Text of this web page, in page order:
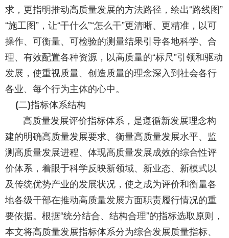
求，更指明推动高质量发展的方法路径，绘出“路线图”
“施工图”，让“干什么”“怎么干”更清晰、更精准，以可
操作、可衡量、可检验的测量结果引导各地科学、合
理、有效配置各种资源，以高质量的“标尺”引领和驱动
发展，使重视质量、创造质量的理念深入到社会各行
各业、每个行为主体的心中。
(二)指标体系结构
高质量发展评价指标体系，是遵循新发展理念构
建的明确高质量发展要求、衡量高质量发展水平、监
测高质量发展进程、体现高质量发展成效的综合性评
价体系，着眼于科学反映新领域、新业态、新模式以
及传统优势产业的发展状况，使之成为评价和衡量各
地各级干部在推动高质量发展方面职责履行情况的重
要依据。根据“统分结合、结构合理”的指标选取原则，
本文将高质量发展指标体系分为综合发展质量指标、